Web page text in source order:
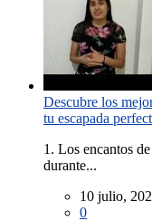
Descubre los
tu escapada
1. Los encantos
durante...
10 julio,
0